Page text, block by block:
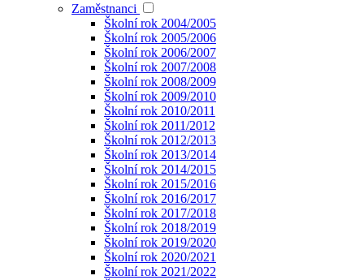
Zaměstnanci
Školní rok 2004/2005
Školní rok 2005/2006
Školní rok 2006/2007
Školní rok 2007/2008
Školní rok 2008/2009
Školní rok 2009/2010
Školní rok 2010/2011
Školní rok 2011/2012
Školní rok 2012/2013
Školní rok 2013/2014
Školní rok 2014/2015
Školní rok 2015/2016
Školní rok 2016/2017
Školní rok 2017/2018
Školní rok 2018/2019
Školní rok 2019/2020
Školní rok 2020/2021
Školní rok 2021/2022